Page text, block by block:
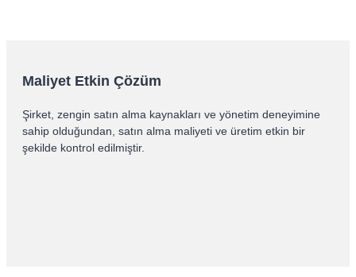
Maliyet Etkin Çözüm
Şirket, zengin satın alma kaynakları ve yönetim deneyimine
sahip olduğundan, satın alma maliyeti ve üretim etkin bir
şekilde kontrol edilmiştir.